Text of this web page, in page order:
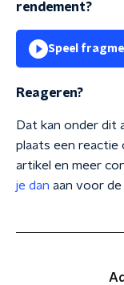
rendement?
Speel
Reageren?
Dat kan onder dit
plaats een reactie
artikel en meer
je dan aan voor